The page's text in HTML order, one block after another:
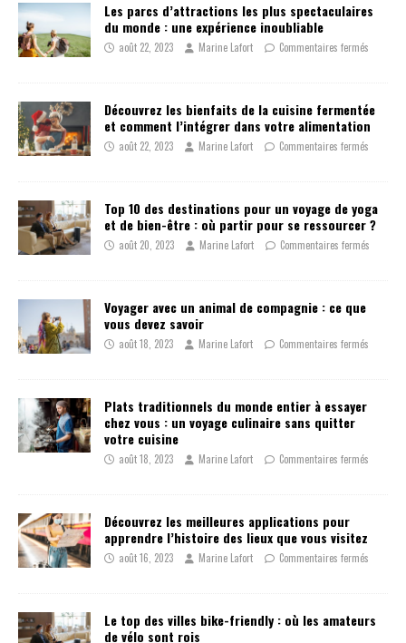
Les parcs d’attractions les plus spectaculaires
du monde : une expérience inoubliable
août 22, 2023 Marine Lafort Commentaires fermés
Découvrez les bienfaits de la cuisine fermentée
et comment l’intégrer dans votre alimentation
août 22, 2023 Marine Lafort Commentaires fermés
Top 10 des destinations pour un voyage de yoga
et de bien-être : où partir pour se ressourcer ?
août 20, 2023 Marine Lafort Commentaires fermés
Voyager avec un animal de compagnie : ce que
vous devez savoir
août 18, 2023 Marine Lafort Commentaires fermés
Plats traditionnels du monde entier à essayer
chez vous : un voyage culinaire sans quitter
votre cuisine
août 18, 2023 Marine Lafort Commentaires fermés
Découvrez les meilleures applications pour
apprendre l’histoire des lieux que vous visitez
août 16, 2023 Marine Lafort Commentaires fermés
Le top des villes bike-friendly : où les amateurs
de vélo sont rois